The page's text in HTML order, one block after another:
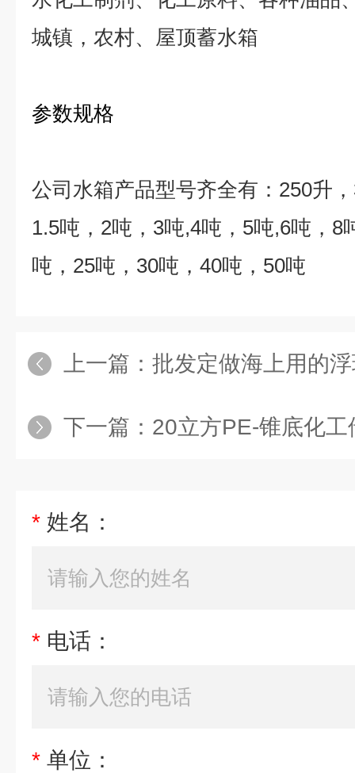
城镇，农村、屋顶蓄水箱
参数规格
公司水箱产品型号齐全有： 250升，
1.5吨， 2吨， 3吨,4吨， 5吨,6吨， 8
吨， 25吨， 30吨， 40吨， 50吨
上一篇： 批发定做海上用的浮球
下一篇： 20立方PE-锥底化工
* 姓名：
* 电话：
* 单位：